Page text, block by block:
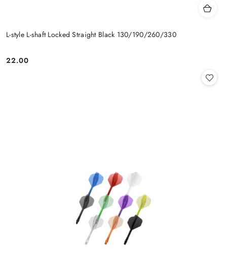
L-style L-shaft Locked Straight Black 130/190/260/330
Cena:
22.00